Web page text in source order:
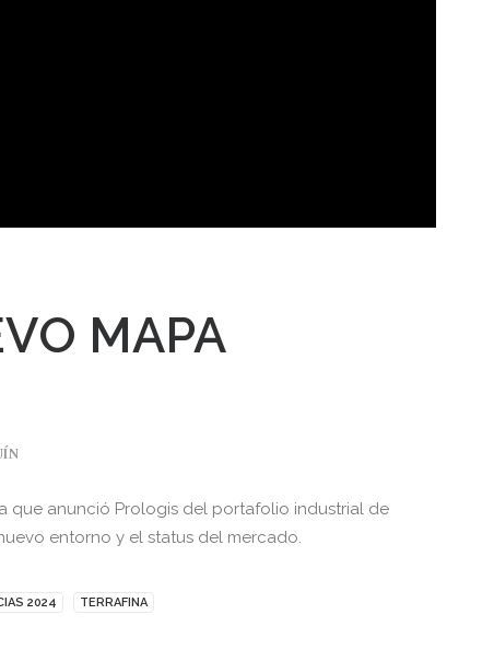
MAPA
que anunció Prologis del portafolio industrial de
entorno y el status del mercado.
2024 TERRAFINA